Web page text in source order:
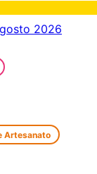
2026
Artesanato